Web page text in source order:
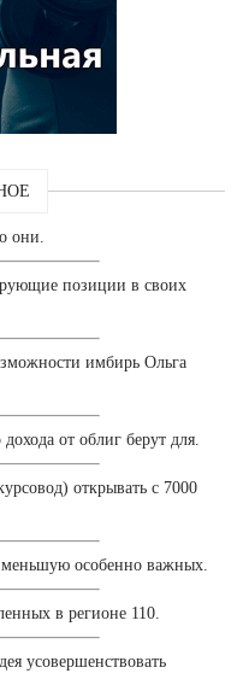
они.
позиции в своих
имбирь Ольга
от облиг берут для.
открывать с 7000
меньшую особенно важных.
в регионе 110.
усовершенствовать